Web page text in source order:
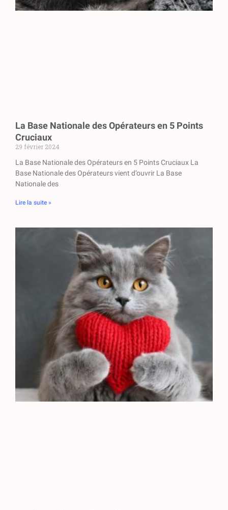
La Base Nationale des Opérateurs en 5 Points
Cruciaux
29 février 2024
La Base Nationale des Opérateurs en 5 Points Cruciaux La
Base Nationale des Opérateurs vient d’ouvrir La Base
Nationale des
Lire la suite »